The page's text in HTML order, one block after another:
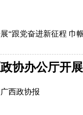
“跟党奋进新征程 巾
协办公厅开
西政协报